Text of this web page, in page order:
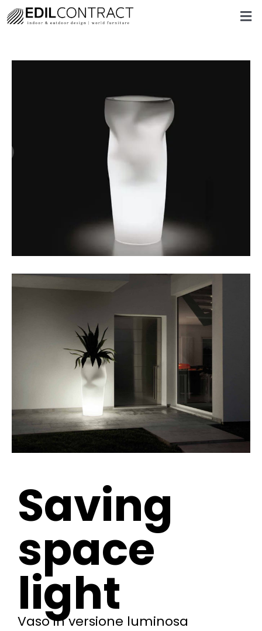
Saving
space
light
Vaso in versione luminosa